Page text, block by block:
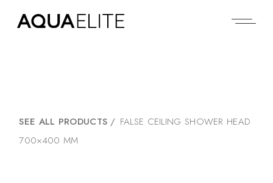
SEE ALL PRODUCTS / FALSE CEILING SHOWER HEAD
700×400 MM